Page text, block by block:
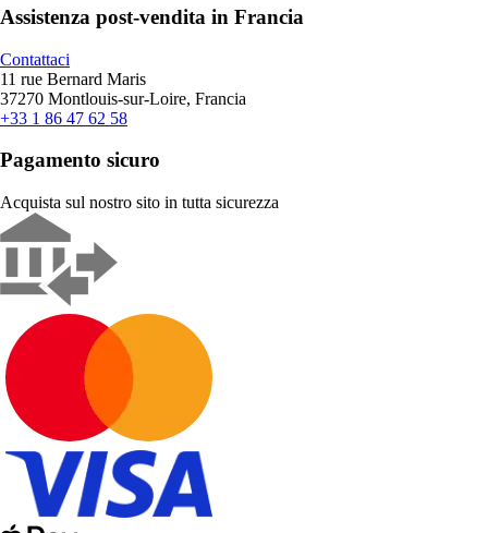
Assistenza post-vendita in Francia
Contattaci
11 rue Bernard Maris
37270 Montlouis-sur-Loire, Francia
+33 1 86 47 62 58
Pagamento sicuro
Acquista sul nostro sito in tutta sicurezza